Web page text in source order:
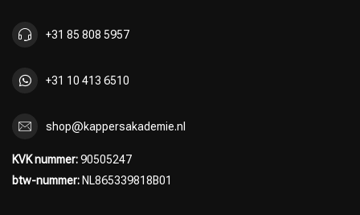
+31 85 808 5957
+31 10 413 6510
shop@kappersakademie.nl
KVK nummer:90505247
btw-nummer: NL865339818B01